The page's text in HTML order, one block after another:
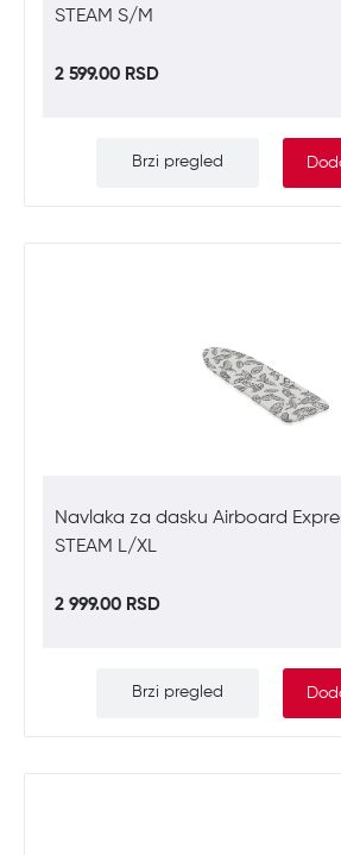
Brzi pregled
STEAM S/M
2 599.00 RSD
Brzi pregled
Navlaka za dasku Airboard
STEAM L/XL
2 999.00 RSD